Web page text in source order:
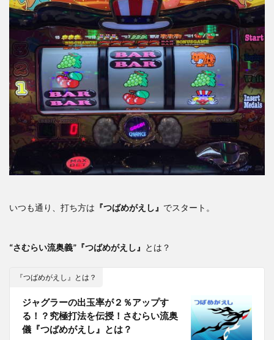
いつも通り、打ち方は 『つばめがえし』 でスタート。
“さむらい流奥義” 『つばめがえし』 とは？
『つばめがえし』とは？
ジャグラーの出玉率が２％アップす
る！？究極打法を伝授！さむらい流奥
儀『つばめがえし』とは？